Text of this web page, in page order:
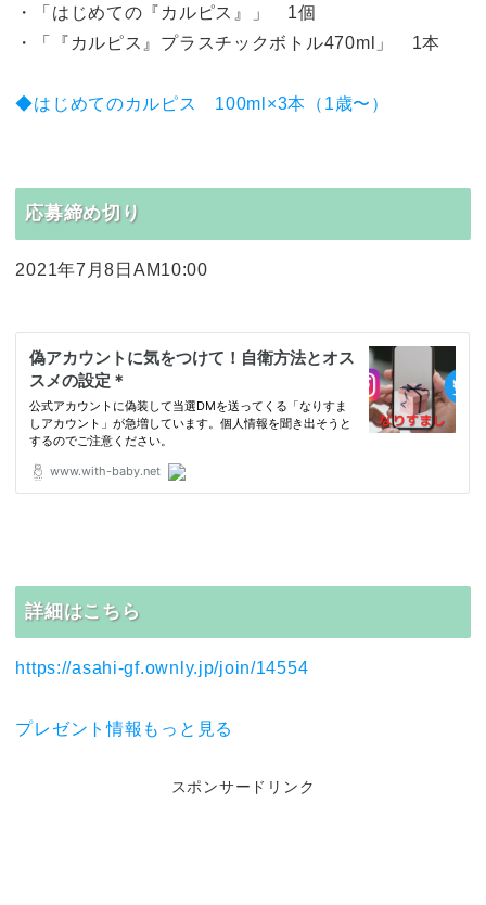
・「はじめての『カルピス』」 1個
・「『カルピス』プラスチックボトル470ml」 1本
◆はじめてのカルピス 100ml×3本（1歳〜）
応募締め切り
2021年7月8日AM10:00
詳細はこちら
https://asahi-gf.ownly.jp/join/14554
プレゼント情報もっと見る
スポンサードリンク